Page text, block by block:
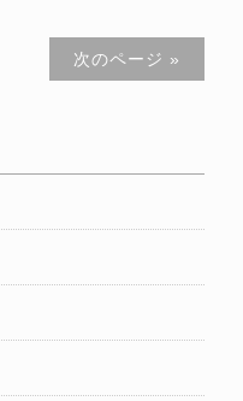
次のページ »